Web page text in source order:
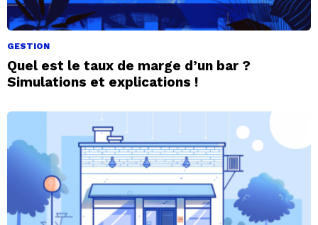
GESTION
Quel est le taux de marge d’un bar ?
Simulations et explications !